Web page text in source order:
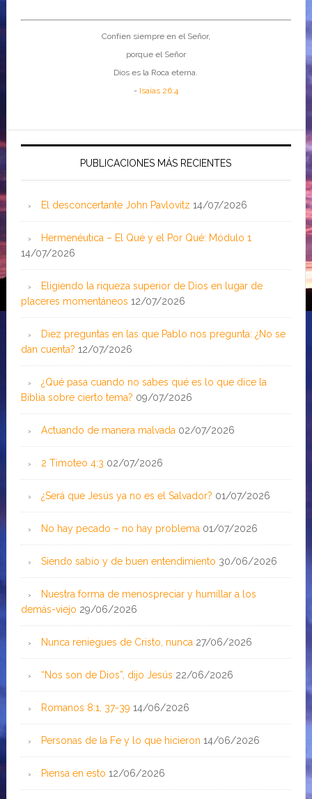
Confíen siempre en el Señor,
porque el Señor
Dios es la Roca eterna.
- Isaías 26:4
PUBLICACIONES MÁS RECIENTES
El desconcertante John Pavlovitz 14/07/2026
Hermenéutica – El Qué y el Por Qué: Módulo 1
14/07/2026
Eligiendo la riqueza superior de Dios en lugar de
placeres momentáneos 12/07/2026
Diez preguntas en las que Pablo nos pregunta: ¿No se
dan cuenta? 12/07/2026
¿Qué pasa cuando no sabes qué es lo que dice la
Biblia sobre cierto tema? 09/07/2026
Actuando de manera malvada 02/07/2026
2 Timoteo 4:3 02/07/2026
¿Será que Jesús ya no es el Salvador? 01/07/2026
No hay pecado – no hay problema 01/07/2026
Siendo sabio y de buen entendimiento 30/06/2026
Nuestra forma de menospreciar y humillar a los
demás-viejo 29/06/2026
Nunca reniegues de Cristo, nunca 27/06/2026
“Nos son de Dios”, dijo Jesús 22/06/2026
Romanos 8:1, 37-39 14/06/2026
Personas de la Fe y lo que hicieron 14/06/2026
Piensa en esto 12/06/2026